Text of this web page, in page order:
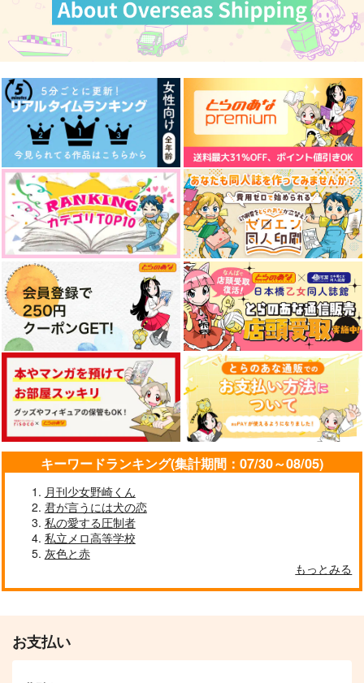
象の埋葬
629円（税込）
サンプル
作品詳細
H歴のラブソング
最果て防衛ライン
858円（税込）
サンプル
作品詳細
元には戻らない恋にな
る
ソリティアの犬
629
山田一郎×波羅夷空却
サンプル
作品詳細
い～から話を聞きやが
れッ!!
茶葉のあまみ製造所
715円（税込）
波羅夷空却×四十物十四
サンプル
作品詳細
ゆく年くる年バッダス
テンポー
YPP!!
394円（税込）
波羅夷空却
サンプル
まいにちたのしいナゴ
ヤたち
茶葉のあまみ製造所
700円（税込）
波羅夷空却
サンプル
How It Began.How It
Goes
XO.
専売 787円（税込）
ヒプノシスマイク
山田一郎×波羅夷空却
サンプル
カート
清
あしたは日曜
専売 1,965 円（税込）
ヒプノシスマイク
山田一郎×波羅夷空却
サンプル
カート
うしろの正面だあれ？
AIM
専売 1,415円（税込）
ヒプノシスマイク
山田一郎×波羅夷空却
サンプル
カート
地獄におちろお人よし
山田一郎×波羅夷空却
あか
専売 629円（税込）
キーワードランキング(集計期間：07/30～08/05)
月刊少女野崎くん
君が言うには犬の恋
私の愛する圧制者
私立メロ高等学校
灰色と赤
もっとみる
お支払い